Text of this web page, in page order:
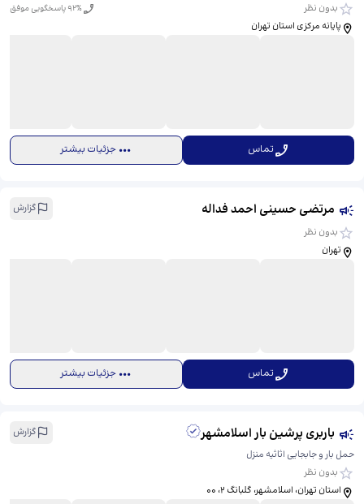
بدون نظر
92% پاسخگویی موفق
پایانه مرکزی استان تهران
تماس جزئیات بیشتر
مرتضی حسینی احمد فداله
گزارش
بدون نظر
تهران
تماس جزئیات بیشتر
باربری پرشین بار اسلامشهر
گزارش
حمل بار و جابجایی اثاثیه منزل
بدون نظر
استان تهران، اسلامشهر، گلبانگ ۲، ​۰۰